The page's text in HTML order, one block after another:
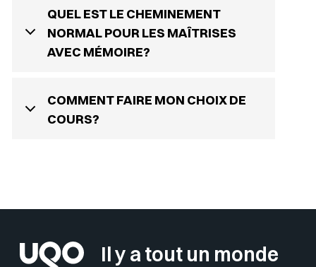
QUEL EST LE CHEMINEMENT
NORMAL POUR LES MAÎTRISES
AVEC MÉMOIRE?
COMMENT FAIRE MON CHOIX DE
COURS?
Il y a tout un monde